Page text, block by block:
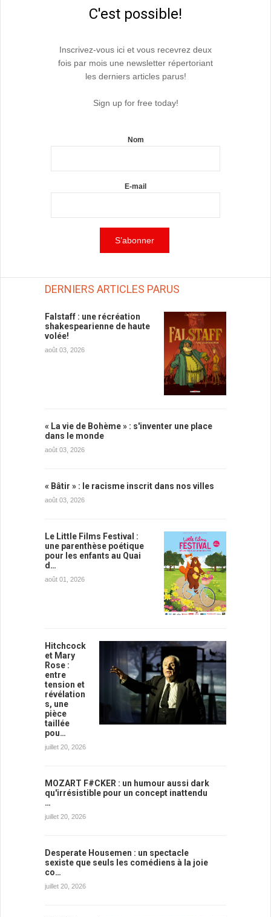
C'est possible!
Inscrivez-vous ici et vous recevrez deux
fois par mois une newsletter répertoriant
les derniers articles parus!
Sign up for free today!
Nom
E-mail
DERNIERS ARTICLES PARUS
Falstaff : une récréation
shakespearienne de haute
volée!
août 03, 2026
« La vie de Bohème » : s'inventer une place
dans le monde
août 03, 2026
« Bâtir » : le racisme inscrit dans nos villes
août 03, 2026
Le Little Films Festival :
une parenthèse poétique
pour les enfants au Quai
d…
août 01, 2026
Hitchcock
et Mary
Rose :
entre
tension et
révélation
s, une
pièce
taillée
pou…
juillet 20, 2026
MOZART F#CKER : un humour aussi dark
qu'irrésistible pour un concept inattendu
…
juillet 20, 2026
Desperate Housemen : un spectacle
sexiste que seuls les comédiens à la joie
co…
juillet 20, 2026